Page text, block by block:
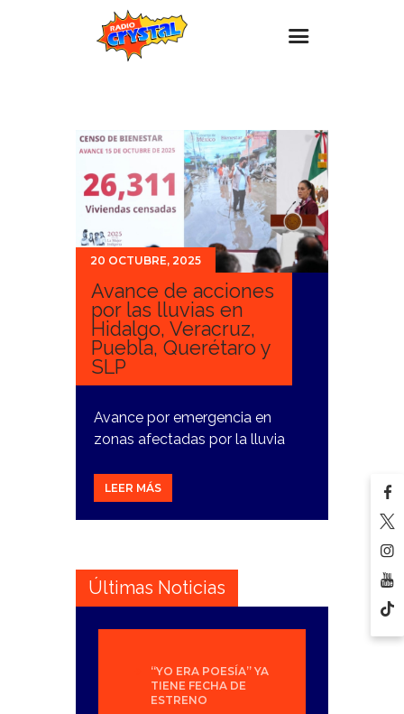
Estaciones
Eventos
Promociones
Noticias
Para ti
Contacto
20 OCTUBRE, 2025
Avance de acciones
por las lluvias en
Hidalgo, Veracruz,
Puebla, Querétaro y
SLP
Avance por emergencia en
zonas afectadas por la lluvia
LEER MÁS
Últimas Noticias
“YO ERA POESÍA” YA
TIENE FECHA DE
ESTRENO